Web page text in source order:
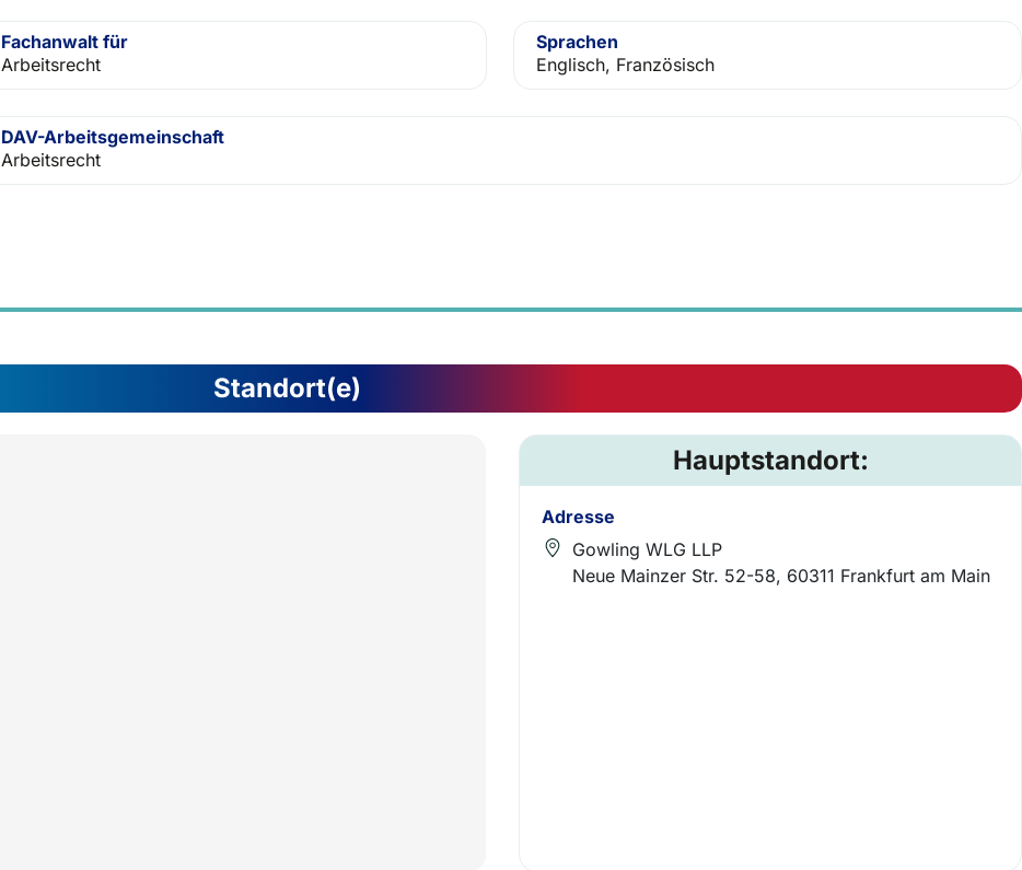
Fachanwalt für
Arbeitsrecht
Sprachen
Englisch, Französisch
DAV-Arbeitsgemeinschaft
Arbeitsrecht
Standort(e)
Hauptstandort:
Adresse
Gowling WLG LLP
Neue Mainzer Str. 52-58, 60311 Frankfurt am Main